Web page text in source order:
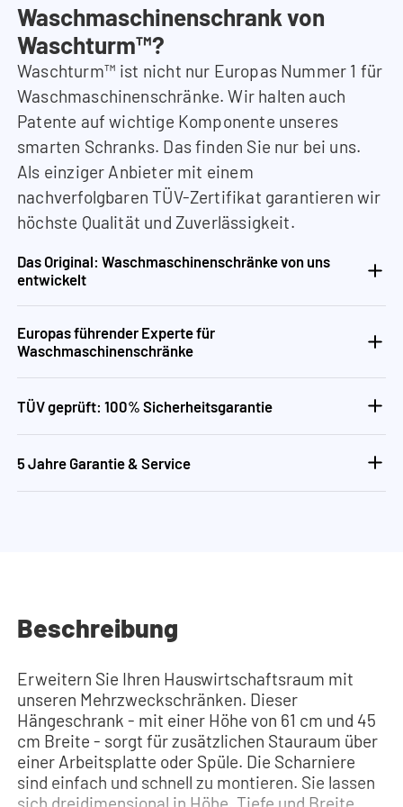
Waschmaschinenschrank von
Waschturm™?
Waschturm™ ist nicht nur Europas Nummer 1 für
Waschmaschinenschränke. Wir halten auch
Patente auf wichtige Komponente unseres
smarten Schranks. Das finden Sie nur bei uns.
Als einziger Anbieter mit einem
nachverfolgbaren TÜV-Zertifikat garantieren wir
höchste Qualität und Zuverlässigkeit.
Das Original: Waschmaschinenschränke von uns
entwickelt
Europas führender Experte für
Waschmaschinenschränke
TÜV geprüft: 100% Sicherheitsgarantie
5 Jahre Garantie & Service
Beschreibung
Erweitern Sie Ihren Hauswirtschaftsraum mit
unseren Mehrzweckschränken. Dieser
Hängeschrank - mit einer Höhe von 61 cm und 45
cm Breite - sorgt für zusätzlichen Stauraum über
einer Arbeitsplatte oder Spüle. Die Scharniere
sind einfach und schnell zu montieren. Sie lassen